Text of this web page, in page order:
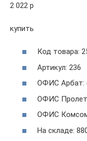
2 022 p
купить
Код товара:
Артикул: 236
ОФИС Арбат:
ОФИС
ОФИС
На складе: